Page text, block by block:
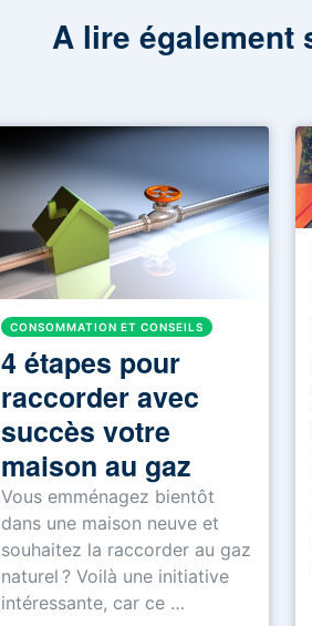
A lire également
CONSOMMATION ET CONSEILS
4 étapes pour
raccorder avec
succès votre
maison au gaz
Vous emménagez bientôt
dans une maison neuve et
souhaitez la raccorder au gaz
naturel ? Voilà une initiative
intéressante, car ce …